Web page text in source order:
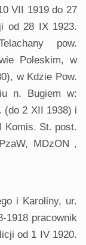
VII 1919 do 27
od 28 IX 1923.
pow.
Poleskim, w
w Kdzie Pow.
n. Bugiem w:
(do 2 XII 1938) i
Komis. St. post.
MDzON ,
i Karoliny, ur.
1918 pracownik
od 1 IV 1920.